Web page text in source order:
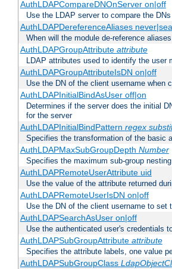
AuthLDAPCompareDNOnServer on|off
Use the LDAP server to compare the DNs
AuthLDAPDereferenceAliases
When will the module de-reference aliases
AuthLDAPGroupAttribute attribute
LDAP attributes used to identify the user
AuthLDAPGroupAttributeIsDN on|off
Use the DN of the client username when
AuthLDAPInitialBindAsUser off|on
Determines if the server does the initial
for the server
AuthLDAPInitialBindPattern regex
Specifies the transformation of the basic
AuthLDAPMaxSubGroupDepth Number
Specifies the maximum sub-group
AuthLDAPRemoteUserAttribute uid
Use the value of the attribute returned
AuthLDAPRemoteUserIsDN on|off
Use the DN of the client username to set
AuthLDAPSearchAsUser on|off
Use the authenticated user's credentials
AuthLDAPSubGroupAttribute attribute
Specifies the attribute labels, one value
AuthLDAPSubGroupClass